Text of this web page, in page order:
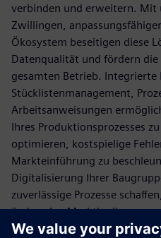
verbinden und erweitern. Mit
Zwillingen,
Ökosystem beseitigen diese
Datenqualität und fördern
gesamten Betrieb. Integrierte
Stücklistenmanagement,
Arbeitsanweisungen
Ihres Produktionsprozesses
optimieren, kostspielige
Markteinführung zu
Digitalisierung Ihrer
zuverlässige Prozesse
ändernden
die Einhaltung von